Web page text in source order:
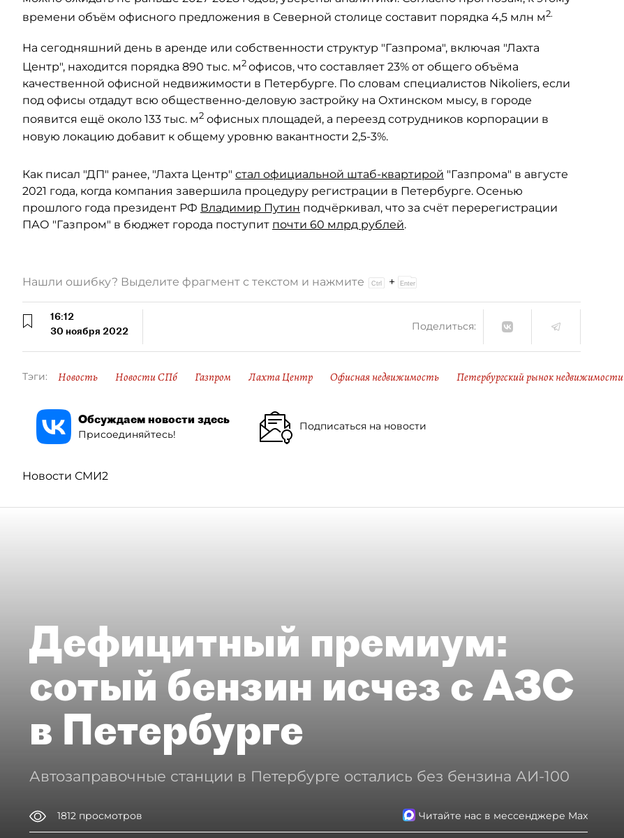
времени объём офисного предложения в Северной столице составит порядка 4,5 млн м2.
На сегодняшний день в аренде или собственности структур "Газпрома", включая "Лахта
Центр", находится порядка 890 тыс. м2офисов, что составляет 23% от общего объёма
качественной офисной недвижимости в Петербурге. По словам специалистов Nikoliers, если
под офисы отдадут всю общественно-деловую застройку на Охтинском мысу, в городе
появится ещё около 133 тыс. м2 офисных площадей, а переезд сотрудников корпорации в
новую локацию добавит к общему уровню вакантности 2,5-3%.
Как писал "ДП" ранее, "Лахта Центр" стал официальной штаб-квартирой "Газпрома" в августе
2021 года, когда компания завершила процедуру регистрации в Петербурге. Осенью
прошлого года президент РФ Владимир Путин подчёркивал, что за счёт перерегистрации
ПАО "Газпром" в бюджет города поступит почти 60 млрд рублей.
Нашли ошибку? Выделите фрагмент с текстом и нажмите +
16:12
30 ноября 2022
Поделиться:
Тэги: Новость Новости СПб Газпром Лахта Центр Офисная недвижимость Петербургский рынок недвижимости
Обсуждаем новости здесь
Присоединяйтесь!
Подписаться на новости
Новости СМИ2
Дефицитный премиум:
сотый бензин исчез с АЗС
в Петербурге
Автозаправочные станции в Петербурге остались без бензина АИ-100
1812 просмотров Читайте нас в мессенджере Max